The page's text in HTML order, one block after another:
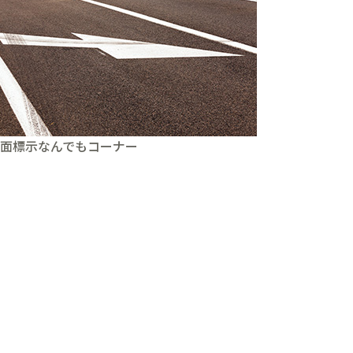
標示なんでもコーナー